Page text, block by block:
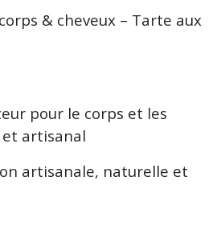
& cheveux – Tarte aux
pour le corps et les
artisanal
artisanale, naturelle et